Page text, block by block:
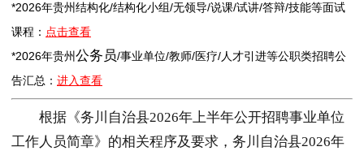
*2026年贵州结构化/结构化小组/无领导/说课/试讲/答辩/技能等面试
课程： 点击查看
*2026年贵州公务员/事业单位/教师/医疗/人才引进等公职类招聘公
告汇总： 进入查看
根据《务川自治县2026年上半年公开招聘事业单位
工作人员简章》的相关程序及要求，务川自治县2026年